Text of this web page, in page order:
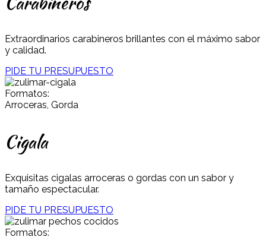
Extraordinarios carabineros brillantes con el máximo sabor
y calidad.
PIDE TU PRESUPUESTO
Formatos:
Arroceras, Gorda
Cigala
Exquisitas cigalas arroceras o gordas con un sabor y
tamaño espectacular.
PIDE TU PRESUPUESTO
Formatos: